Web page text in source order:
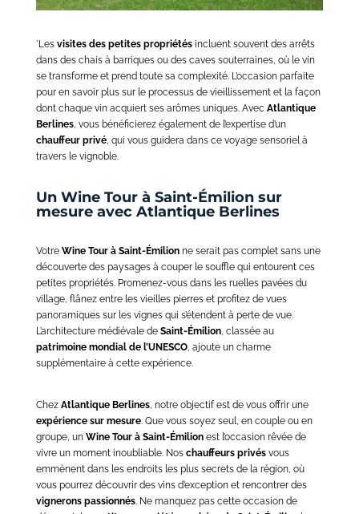
`Les visites des petites propriétésincluent souvent des arrêts
dans des chais à barriques ou des caves souterraines, où le vin
se transforme et prend toute sa complexité. L’occasion parfaite
pour en savoir plus sur le processus de vieillissement et la façon
dont chaque vin acquiert ses arômes uniques. Avec Atlantique
Berlines, vous bénéficierez également de l’expertise d’un
chauffeur privé, qui vous guidera dans ce voyage sensoriel à
travers le vignoble.
Un Wine Tour à Saint-Émilion sur
mesure avec Atlantique Berlines
Votre Wine Tour à Saint-Émilionne serait pas complet sans une
découverte des paysages à couper le souffle qui entourent ces
petites propriétés. Promenez-vous dans les ruelles pavées du
village, flânez entre les vieilles pierres et profitez de vues
panoramiques sur les vignes qui s’étendent à perte de vue.
L’architecture médiévale de Saint-Émilion, classée au
patrimoine mondial de l’UNESCO, ajoute un charme
supplémentaire à cette expérience.
Chez Atlantique Berlines, notre objectif est de vous offrir une
expérience sur mesure. Que vous soyez seul, en couple ou en
groupe, un Wine Tour à Saint-Émilion est l’occasion rêvée de
vivre un moment inoubliable. Nos chauffeurs privésvous
emmènent dans les endroits les plus secrets de la région, où
vous pourrez découvrir des vins d’exception et rencontrer des
vignerons passionnés. Ne manquez pas cette occasion de